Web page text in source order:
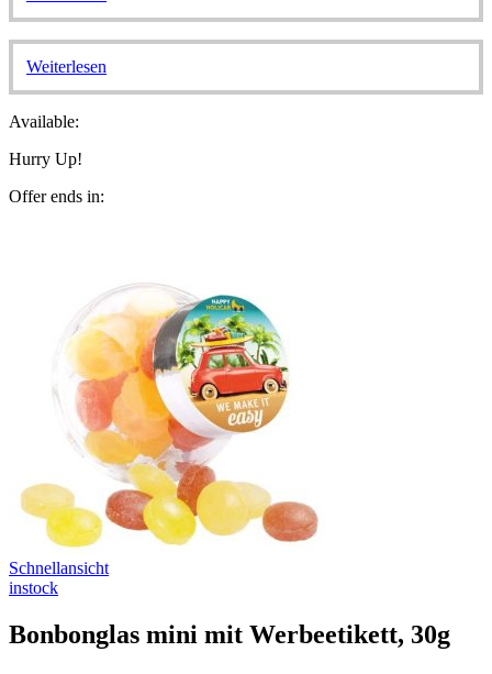
Weiterlesen
Available:
Hurry Up!
Offer ends in:
Schnellansicht
instock
Bonbonglas mini mit Werbeetikett, 30g